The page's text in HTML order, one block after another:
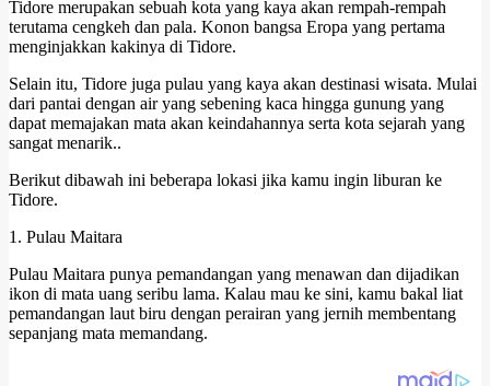
Tidore merupakan sebuah kota yang kaya akan rempah-rempah
terutama cengkeh dan pala. Konon bangsa Eropa yang pertama
menginjakkan kakinya di Tidore.
Selain itu, Tidore juga pulau yang kaya akan destinasi wisata. Mulai
dari pantai dengan air yang sebening kaca hingga gunung yang
dapat memajakan mata akan keindahannya serta kota sejarah yang
sangat menarik..
Berikut dibawah ini beberapa lokasi jika kamu ingin liburan ke
Tidore.
1. Pulau Maitara
Pulau Maitara punya pemandangan yang menawan dan dijadikan
ikon di mata uang seribu lama. Kalau mau ke sini, kamu bakal liat
pemandangan laut biru dengan perairan yang jernih membentang
sepanjang mata memandang.